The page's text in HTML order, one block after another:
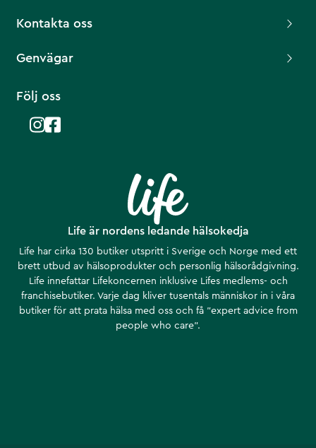
Life är nordens ledande hälsokedja
Life har cirka 130 butiker utspritt i Sverige och Norge med ett
brett utbud av hälsoprodukter och personlig hälsorådgivning.
Life innefattar Lifekoncernen inklusive Lifes medlems- och
franchisebutiker. Varje dag kliver tusentals människor in i våra
butiker för att prata hälsa med oss och få ”expert advice from
people who care”.
Kontakta oss
Genvägar
Följ oss